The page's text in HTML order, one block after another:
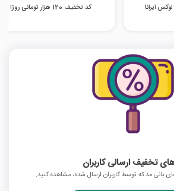
کد تخفیف 120 هزار تومانی روژا
تخفیف ارسالی کاربران
بانی مد که توسط کاربران ارسال شده، مشاهده کنید.